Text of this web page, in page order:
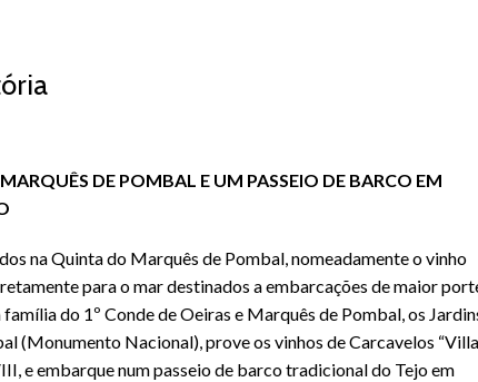
DE POMBAL E UM PASSEIO DE BARCO EM
na Quinta do Marquês de Pombal, nomeadamente o vinho
para o mar destinados a embarcações de maior
do 1º Conde de Oeiras e Marquês de Pombal, os
(Monumento Nacional), prove os vinhos de Carcavelos “Villa
e embarque num passeio de barco tradicional do Tejo em